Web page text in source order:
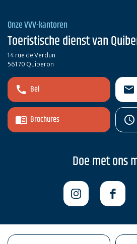
Onze VVV-kantoren
Toeristische dienst van
14 rue de Verdun
56170 Quiberon
Bel
Brochures
Doe met ons